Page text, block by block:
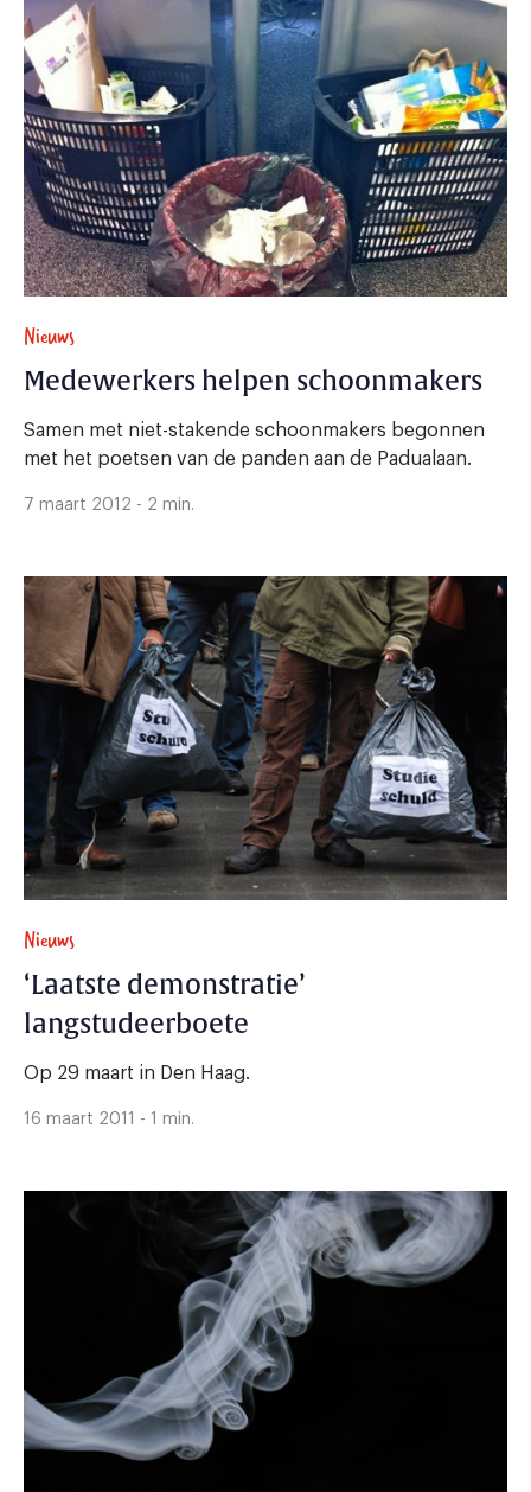
Nieuws
Medewerkers helpen schoonmakers
Samen met niet-stakende schoonmakers begonnen
met het poetsen van de panden aan de Padualaan.
7 maart 2012 - 2 min.
Nieuws
‘Laatste demonstratie’
langstudeerboete
Op 29 maart in Den Haag.
16 maart 2011 - 1 min.